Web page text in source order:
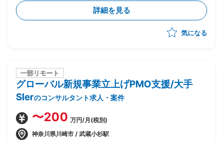
しつつパフォーマンスを改善するソリューションの検討
詳細を見る
気になる
一部リモート
グローバル新規事業立上げPMO支援/大手
SIerのコンサルタント求人・案件
〜200 万円/月(税別)
神奈川県川崎市 / 武蔵小杉駅